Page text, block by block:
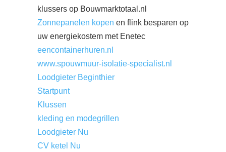
klussers op Bouwmarktotaal.nl
Zonnepanelen kopen en flink besparen op
uw energiekostem met Enetec
eencontainerhuren.nl
www.spouwmuur-isolatie-specialist.nl
Loodgieter Beginthier
Startpunt
Klussen
kleding en modegrillen
Loodgieter Nu
CV ketel Nu